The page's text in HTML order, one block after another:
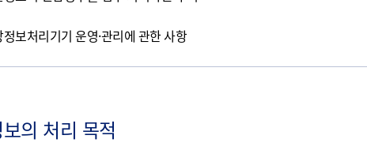
정보처리기기 운영·관리에 관한 사항
의 처리 목적